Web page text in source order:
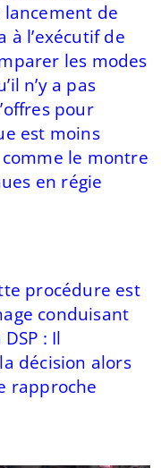
de
l’exécutif de
les modes
n’y a pas
pour
est moins
le montre
en régie
procédure est
conduisant
: Il
décision alors
rapproche